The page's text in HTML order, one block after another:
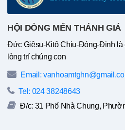
HỘI DÒNG MẾN THÁNH GIÁ
Đức Giêsu-Kitô Chịu-Đóng-Đinh là
lòng trí chúng con
Email:
Tel: 024 38248643
Đ/c: 31 Phố Nhà Chung,